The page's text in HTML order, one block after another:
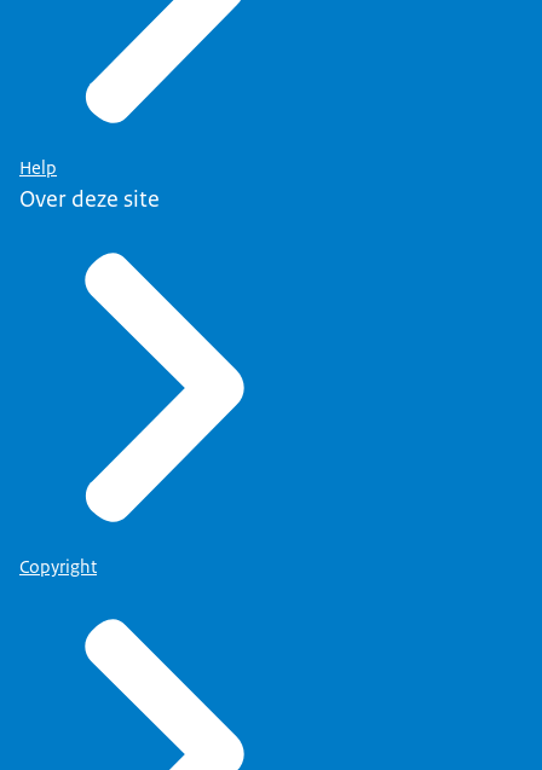
Help
Over deze site
Copyright